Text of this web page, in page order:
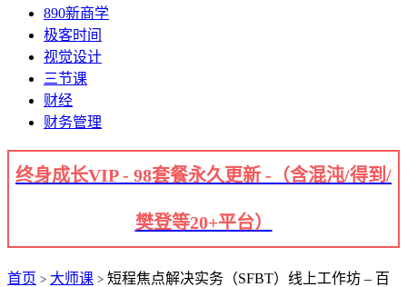
890新商学
极客时间
视觉设计
三节课
财经
财务管理
终身成长VIP - 98套餐永久更新 -（含混沌/得到/
樊登等20+平台）
首页 > 大师课 > 短程焦点解决实务（SFBT）线上工作坊 – 百